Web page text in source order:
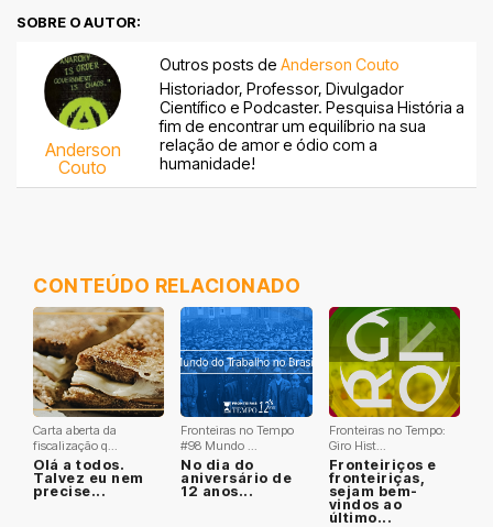
SOBRE O AUTOR:
Anderson
Couto
Outros posts de Anderson Couto
Historiador, Professor, Divulgador
Científico e Podcaster. Pesquisa História a
fim de encontrar um equilíbrio na sua
relação de amor e ódio com a
humanidade!
CONTEÚDO RELACIONADO
Carta aberta da
fiscalização q...
Olá a todos.
Talvez eu nem
precise...
Fronteiras no Tempo
#98 Mundo ...
No dia do
aniversário de
12 anos...
Fronteiras no Tempo:
Giro Hist...
Fronteiriços e
fronteiriças,
sejam bem-
vindos ao
último...